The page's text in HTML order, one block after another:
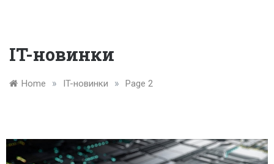
IT-новинки
Home » IT-новинки » Page 2